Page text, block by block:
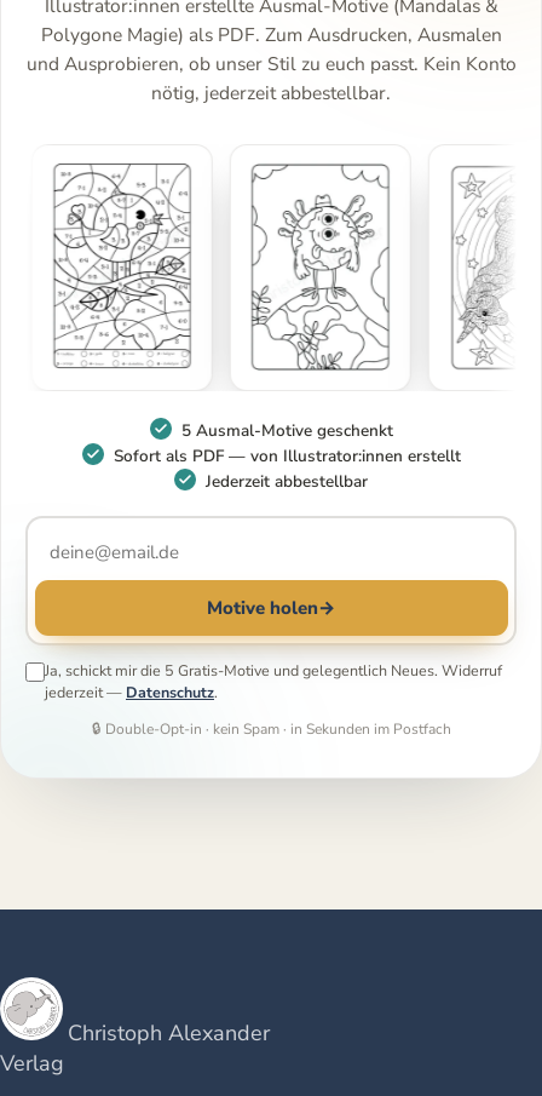
Polygone Magie) als PDF. Zum Ausdrucken, Ausmalen
und Ausprobieren, ob unser Stil zu euch passt. Kein Konto
nötig, jederzeit abbestellbar.
5 Ausmal-Motive geschenkt
Sofort als PDF — von Illustrator:innen erstellt
Jederzeit abbestellbar
Motive holen→
Ja, schickt mir die 5 Gratis-Motive und gelegentlich Neues. Widerruf
jederzeit — Datenschutz.
🔒 Double-Opt-in · kein Spam · in Sekunden im Postfach
Christoph Alexander
Verlag